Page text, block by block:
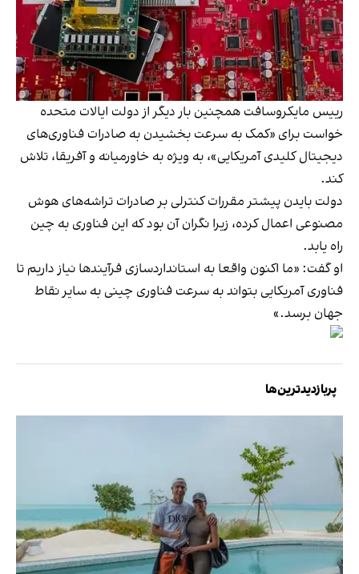
رییس مایکروسافت همچنین بار دیگر از دولت ایالات متحده
خواست برای «کمک به سرعت بخشیدن به صادرات فناوری‌های
دیجیتال کلیدی آمریکایی»، به ویژه به خاورمیانه و آفریقا، تلاش
کند.
دولت بایدن پیشتر مقررات کنترلی بر صادرات تراشه‌های هوش
مصنوعی اعمال کرده، زیرا نگران آن بود که این فناوری به چین
راه یابد.
او گفت: «ما اکنون واقعا به استانداردسازی فرآیندها نیاز داریم تا
فناوری آمریکایی بتواند به سرعت فناوری چینی به سایر نقاط
جهان برسد.»
پربازدیدترین‌ها